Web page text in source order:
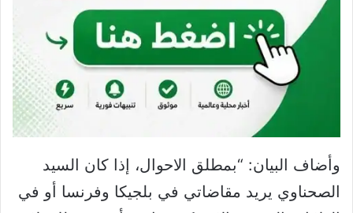
وأضاف البيان: “بمطلق الاحوال، إذا كان السيد
الصحناوي يريد مقاضاتي في بلجيكا وفرنسا أو في